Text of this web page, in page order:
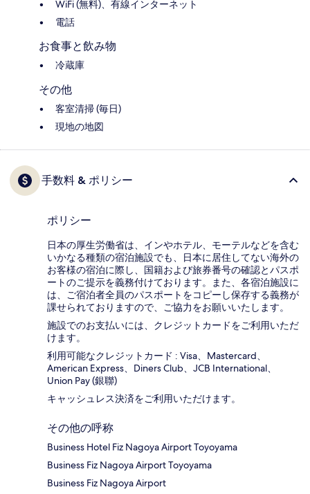
WiFi (無料)、有線インターネット
電話
お食事と飲み物
冷蔵庫
その他
客室清掃 (毎日)
現地の地図
手数料 & ポリシー
ポリシー
日本の厚生労働省は、インやホテル、モーテルなどを含む
いかなる種類の宿泊施設でも、日本に​居住してない海外の
お客様の宿泊に際し、国籍および旅券番号の確認とパスポ
ートのご提示を義務付け​ております。また、各宿泊施設に
は、ご宿泊者全員のパスポートをコピーし保存する義務が
課せられておりますの​で、ご協力をお願いいたします。
施設でのお支払いには、クレジットカードをご利用いただ
けます。
利用可能なクレジットカード : Visa、Mastercard、
American Express、Diners Club、JCB International、
Union Pay (銀聯)
キャッシュレス決済をご利用いただけます。
その他の呼称
Business Hotel Fiz Nagoya Airport Toyoyama
Business Fiz Nagoya Airport Toyoyama
Business Fiz Nagoya Airport